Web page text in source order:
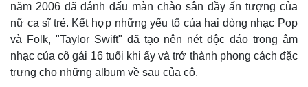
năm 2006 đã đánh dấu màn chào sân đầy ấn tượng của
nữ ca sĩ trẻ. Kết hợp những yếu tố của hai dòng nhạc Pop
và Folk, "Taylor Swift" đã tạo nên nét độc đáo trong âm
nhạc của cô gái 16 tuổi khi ấy và trở thành phong cách đặc
trưng cho những album về sau của cô.